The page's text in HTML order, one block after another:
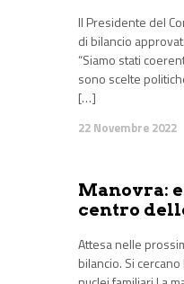
Il Presidente del
di bilancio
“Siamo stati
sono scelte
[…]
22 Novembre 2022
Manovra:
centro
Attesa nelle
bilancio. Si